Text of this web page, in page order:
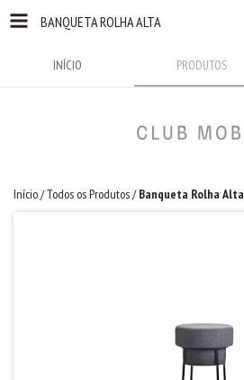
BANQUETA ROLHA ALTA
INÍCIO PRODUTOS
Início/Todos os Produtos/ Banqueta Rolha Alta